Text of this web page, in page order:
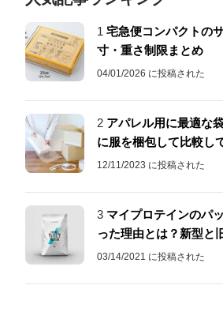
1 宅急便コンパクトの
寸・重さ制限まとめ
04/01/2026 に投稿された
2 アパレル用に最適な
に服を梱包して比較し
12/11/2023 に投稿された
3 マイプロテインのパ
った理由とは？新型と
03/14/2021 に投稿された